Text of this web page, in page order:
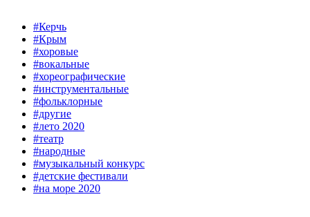
#Керчь
#Крым
#хоровые
#вокальные
#хореографические
#инструментальные
#фольклорные
#другие
#лето 2020
#театр
#народные
#музыкальный конкурс
#детские фестивали
#на море 2020